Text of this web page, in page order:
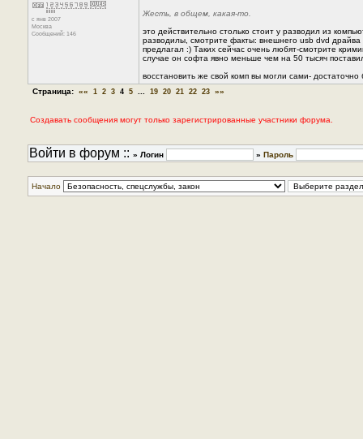
с янв 2007
Москва
Сообщений: 146
Жесть, в общем, какая-то.
это действительно столько стоит у разводил из
разводилы, смотрите факты: внешнего usb dvd
предлагал :) Таких сейчас очень любят-смотрите
случае он софта явно меньше чем на 50 тысяч
восстановить же свой комп вы могли сами-
Страница: «« 1 2 3 4 5 19 20 21 22 23 »»
Создавать сообщения могут только зарегистрированные участники форума.
Войти в форум :: » Логин » Пароль
Начало